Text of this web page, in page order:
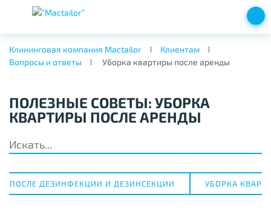
Клининговая компания Mactailor
Клиентам
Вопросы и ответы
Уборка квартиры после аренды
ПОЛЕЗНЫЕ СОВЕТЫ: УБОРКА
КВАРТИРЫ ПОСЛЕ АРЕНДЫ
ПОСЛЕ ДЕЗИНФЕКЦИИ И ДЕЗИНСЕКЦИИ УБОРКА